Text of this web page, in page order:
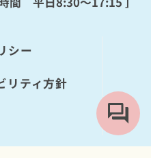
シー
リティ方針